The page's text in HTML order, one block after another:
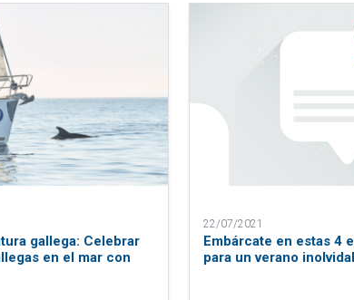
gallega: Celebrar
en el mar con
22/07/2021
Embárcate en estas 4
para un verano